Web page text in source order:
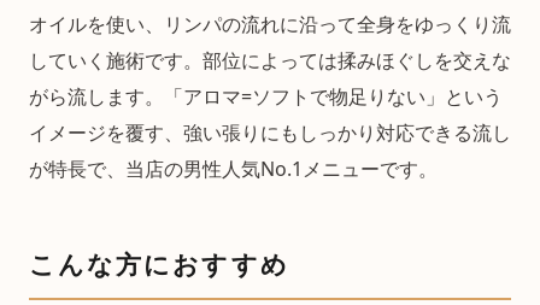
オイルを使い、リンパの流れに沿って全身をゆっくり流
していく施術です。部位によっては揉みほぐしを交えな
がら流します。「アロマ=ソフトで物足りない」という
イメージを覆す、強い張りにもしっかり対応できる流し
が特長で、当店の男性人気No.1メニューです。
こんな方におすすめ